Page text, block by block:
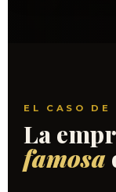
EL CASO DE
La
famosa